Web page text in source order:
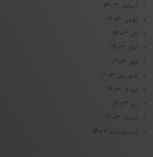
اسفند ۱۴۰۳
بهمن ۱۴۰۳
آذر ۱۴۰۳
آبان ۱۴۰۳
مهر ۱۴۰۳
شهریور ۱۴۰۳
مرداد ۱۴۰۳
تیر ۱۴۰۳
خرداد ۱۴۰۳
اردیبهشت ۱۴۰۳